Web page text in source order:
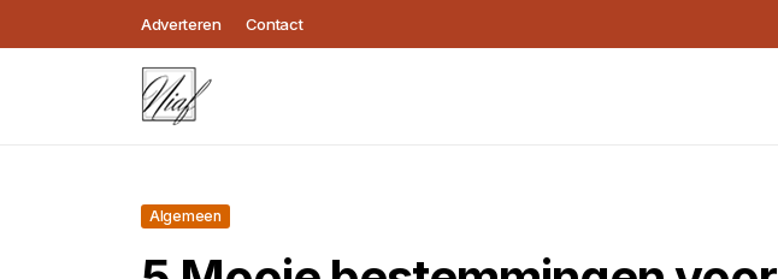
Adverteren Contact
Algemeen